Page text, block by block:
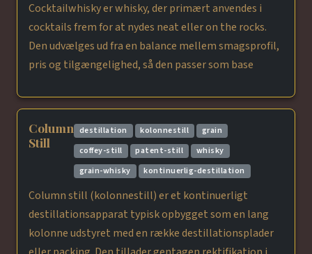
Cocktailwhisky er whisky, der primært anvendes i
cocktails frem for at nydes neat eller on the rocks.
Den udvælges ud fra en balance mellem smagsprofil,
pris og tilgængelighed, så den passer som base
Column
Still
destillation kolonnestill
grain
coffey-still
patent-still
whisky
grain-whisky
kontinuerlig-destillation
Column still (kolonnestill) er et kontinuerligt
destillationsapparat typisk opbygget som en lang
kolonne udstyret med en række destillationsplader